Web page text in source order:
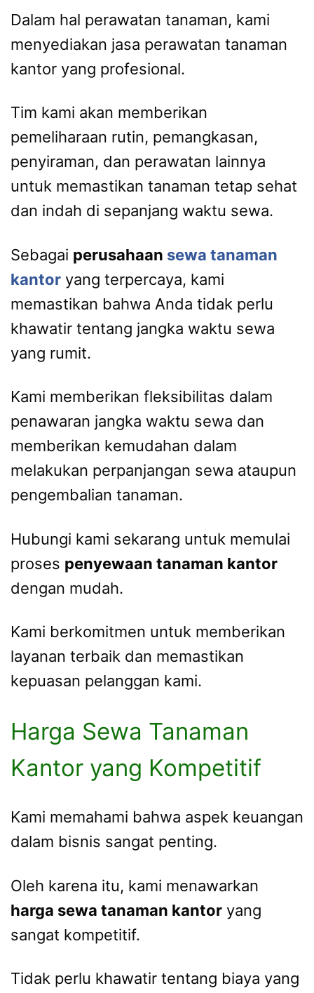
Dalam hal perawatan tanaman, kami
menyediakan jasa perawatan tanaman
kantor yang profesional.
Tim kami akan memberikan
pemeliharaan rutin, pemangkasan,
penyiraman, dan perawatan lainnya
untuk memastikan tanaman tetap sehat
dan indah di sepanjang waktu sewa.
Sebagai perusahaan sewa tanaman
kantor yang terpercaya, kami
memastikan bahwa Anda tidak perlu
khawatir tentang jangka waktu sewa
yang rumit.
Kami memberikan fleksibilitas dalam
penawaran jangka waktu sewa dan
memberikan kemudahan dalam
melakukan perpanjangan sewa ataupun
pengembalian tanaman.
Hubungi kami sekarang untuk memulai
proses penyewaan tanaman kantor
dengan mudah.
Kami berkomitmen untuk memberikan
layanan terbaik dan memastikan
kepuasan pelanggan kami.
Harga Sewa Tanaman
Kantor yang Kompetitif
Kami memahami bahwa aspek keuangan
dalam bisnis sangat penting.
Oleh karena itu, kami menawarkan
harga sewa tanaman kantor yang
sangat kompetitif.
Tidak perlu khawatir tentang biaya yang